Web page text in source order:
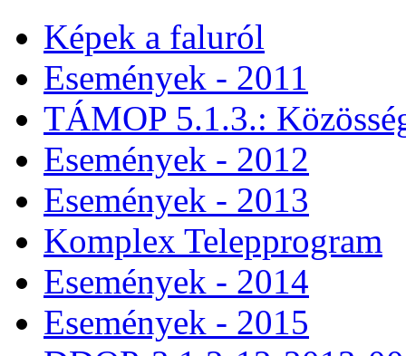
Képek a faluról
Események - 2011
TÁMOP 5.1.3.:
Események - 2012
Események - 2013
Komplex Telepprogram
Események - 2014
Események - 2015